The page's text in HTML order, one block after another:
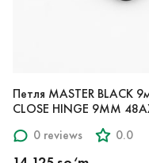
Петля MASTER BLACK
CLOSE HINGE 9MM
0 reviews
0.0